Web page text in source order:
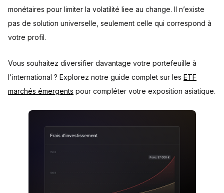
monétaires pour limiter la volatilité liee au change. Il n’existe
pas de solution universelle, seulement celle qui correspond à
votre profil.
Vous souhaitez diversifier davantage votre portefeuille à
l'international ? Explorez notre guide complet sur les ETF
marchés émergents pour compléter votre exposition asiatique.